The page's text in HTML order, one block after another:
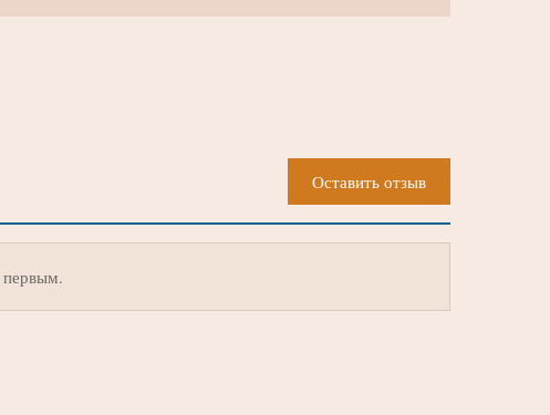
Оставить отзыв
первым.